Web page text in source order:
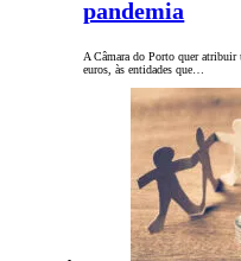
pandemia
A Câmara do Porto quer
euros, às entidades que…